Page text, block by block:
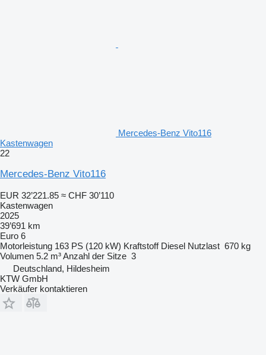
Mercedes-Benz Vito116
Kastenwagen
22
Mercedes-Benz Vito116
EUR 32’221.85 ≈ CHF 30’110
Kastenwagen
2025
39’691 km
Euro 6
Motorleistung 163 PS (120 kW) Kraftstoff Diesel Nutzlast 670 kg
Volumen 5.2 m³Anzahl der Sitze 3
Deutschland, Hildesheim
KTW GmbH
Verkäufer kontaktieren